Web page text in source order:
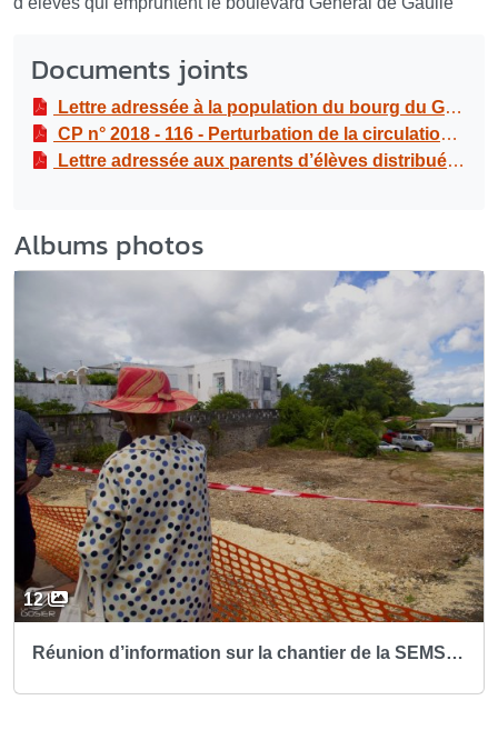
Documents joints
Lettre adressée à la population du bourg du Gosier | Chantier de la SEMSAMAR
CP n° 2018 - 116 - Perturbation de la circulation dans le bourg | Chantier de la SEMSAMAR
Lettre adressée aux parents d’élèves distribuée le 5 novembre 2018 dans les écoles du Gosier : S JASOR, G LANTIN & G MARCEL
Albums photos
12
Réunion d’information sur la chantier de la SEMSAMAR - 29 octobre 2018